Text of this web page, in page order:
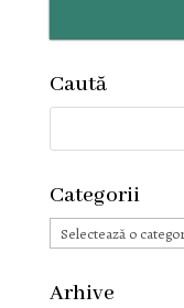
Caută
Categorii
Categorii
Arhive